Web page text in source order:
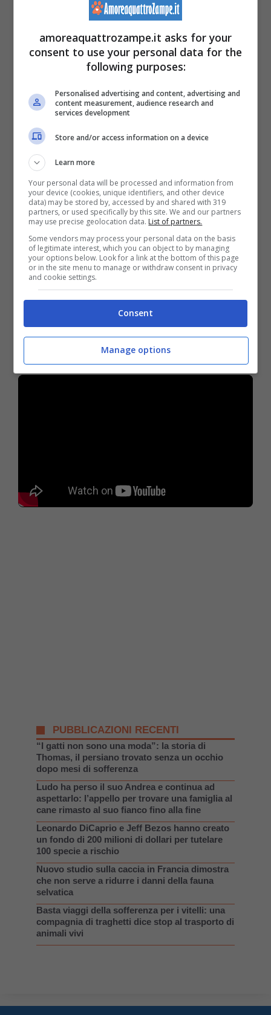
verificato ad Oklahoma city dove un cane di
dall’investimento di un camion.
Un’intelligenza fuori dal normale come
questo cane randagio che in una città russa,
ha aspettato il verde per i pedone sulle
strisce prima di attraversare, mentre sull’altro
lato, una donna ha rischiato attraversando
con il rosso.
Il video è stato condiviso su youtube e il
cane si sta conquistando il titolo del
“randagio più educato”. Una scena rara
documentata che ancora una volta ci mostra
le capacità dei nostri compagni a 4zampe.
PUBBLICAZIONI RECENTI
“I gatti non sono una moda”: la storia di
Thomas, il persiano trovato senza un occhio
dopo mesi di sofferenza
Ludo ha perso il suo Andrea e continua ad
aspettarlo: l’appello per trovare una famiglia al
cane rimasto al suo fianco fino alla fine
Leonardo DiCaprio e Jeff Bezos hanno creato
un fondo di 200 milioni di dollari per tutelare
100 specie a rischio
Nuovo studio sulla caccia in Francia dimostra
che non serve a ridurre i danni della fauna
selvatica
Basta viaggi della sofferenza per i vitelli: una
compagnia di traghetti dice stop al trasporto di
animali vivi
amoreaquattrozampe.it asks for your
consent to use your personal data for the
following purposes:
Personalised advertising and content, advertising and
content measurement, audience research and
services development
Store and/or access information on a device
Learn more
Your personal data will be processed and information from
your device (cookies, unique identifiers, and other device
data) may be stored by, accessed by and shared with 319
partners, or used specifically by this site. We and our partners
may use precise geolocation data. List of partners.
Some vendors may process your personal data on the basis
of legitimate interest, which you can object to by managing
your options below. Look for a link at the bottom of this page
or in the site menu to manage or withdraw consent in privacy
and cookie settings.
Consent
Manage options